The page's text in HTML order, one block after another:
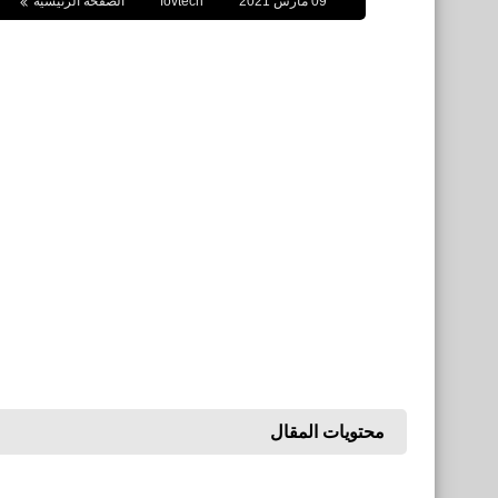
محتويات المقال